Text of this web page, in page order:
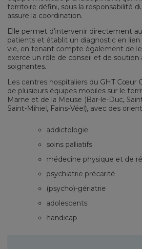
territoire défini, sous la responsabilité
assure la coordination.
Elle permet d’intervenir directement
patients et établit un diagnostic en
vie, en tenant compte également de
exerce un rôle de conseil et de soutien
soignantes.
Les centres hospitaliers du GHT Cœur
de plusieurs équipes mobiles sur le
Marne et de la Meuse (Bar-le-Duc,
Saint-Mihiel, Fains-Véel), avec des
addictologie
soins palliatifs
médecine physique et de
psychiatrie précarité
(psycho)-gériatrie
adolescents
handicap